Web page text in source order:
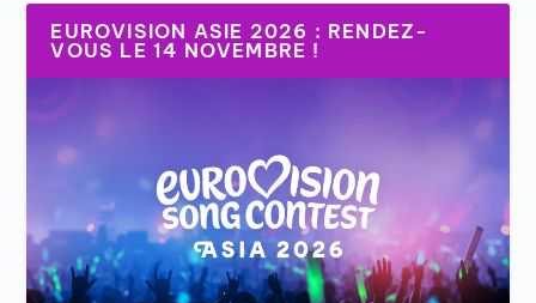
EUROVISION ASIE 2026 : RENDEZ-
VOUS LE 14 NOVEMBRE !